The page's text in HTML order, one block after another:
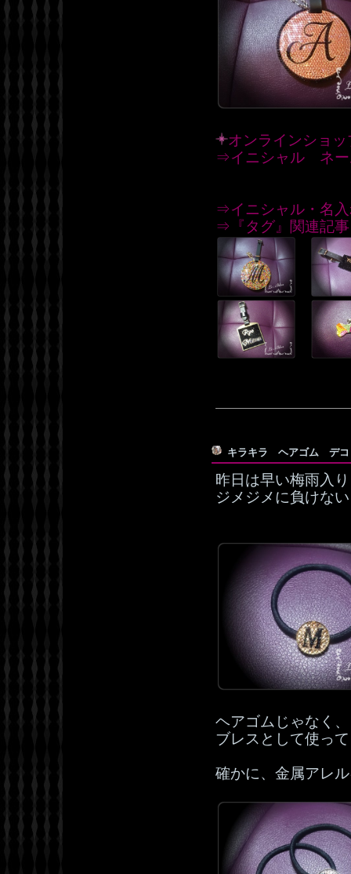
オンラインショッ
⇒イニシャル ネー
⇒イニシャル・名
⇒『タグ』関連記事
キラキラ ヘアゴム デ
昨日は早い梅雨入
ジメジメに負けな
ヘアゴムじゃなく、
ブレスとして使っ
確かに、金属アレ